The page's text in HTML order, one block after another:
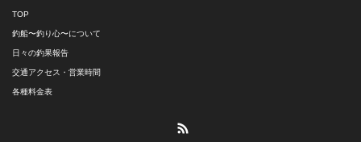
TOP
釣船〜釣り心〜について
日々の釣果報告
交通アクセス・営業時間
各種料金表